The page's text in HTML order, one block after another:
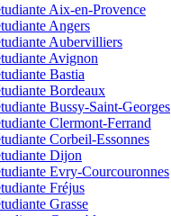
Aix-en-Provence
Angers
Aubervilliers
Avignon
Bastia
Bordeaux
Bussy-Saint-Georges
Clermont-Ferrand
Corbeil-Essonnes
Dijon
Evry-Courcouronnes
Fréjus
Grasse